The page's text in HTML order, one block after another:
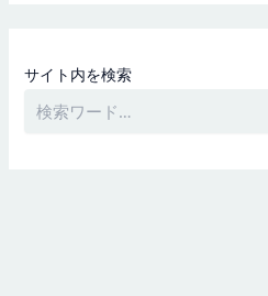
サイト内を検索